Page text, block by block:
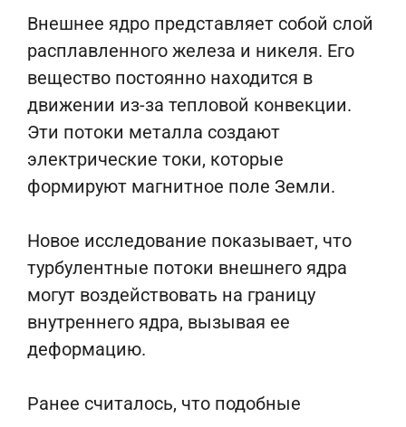
Внешнее ядро представляет собой слой
расплавленного железа и никеля. Его
вещество постоянно находится в
движении из-за тепловой конвекции.
Эти потоки металла создают
электрические токи, которые
формируют магнитное поле Земли.
Новое исследование показывает, что
турбулентные потоки внешнего ядра
могут воздействовать на границу
внутреннего ядра, вызывая ее
деформацию.
Ранее считалось, что подобные